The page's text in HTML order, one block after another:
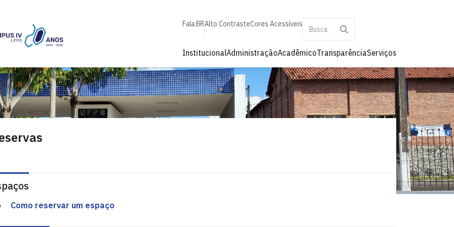
Fala.BRAlto ContrasteCores Acessíveis
InstitucionalAdministraçãoAcadêmicoTransparênciaServiços
Como reservar um espaço